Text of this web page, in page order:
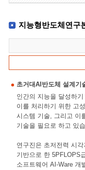
지능형반도체연구
초거대AI반도체 설계기
인간의 지능을 달성하
이를 처리하기 위한 고
시스템 기술, 그리고 이
기술을 필요로 하고 있
연구진은 초저전력 시
기반으로 한 5PFLOPS
소프트웨어 AI-Ware 개